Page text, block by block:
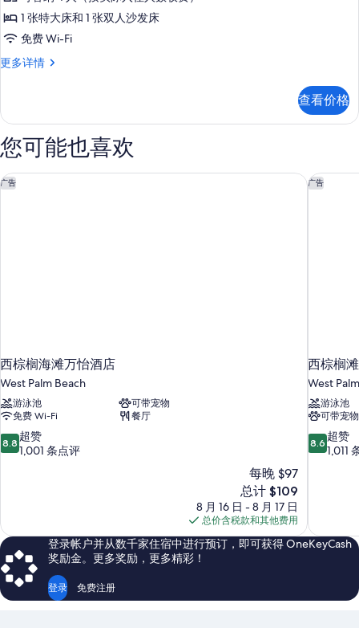
(Accessible
Bathtub)
的
照
片
(Accessible
Bathtub)
多
房,
1
间
卧
的
有
照
片
1 张特大床和 1 张双人沙发床
免费 Wi-Fi
更多详情
套
卧
室
更
多
信
息
查看价格
您可能也喜欢
广告
西棕榈海滩万怡酒店
West Palm Beach
游泳池
可带宠物
免费 Wi-Fi
餐厅
8.8
分，
1,001
条
点
评
8.8 超赞
1,001 条点评
每晚 $97
新
价
格
$109
总计 $109
8 月 16 日 - 8 月 17 日
总价含税款和其他费用
西棕榈海滩万怡酒店 广告
西棕榈
West
游泳池
可带宠物
8.6
分，
1,011
条
8.6 超赞
1,011
西棕榈
登录帐户并从数千家住宿中进行预订，即可获得 OneKeyCash
奖励金。更多奖励，更多精彩！
登录 免费注册